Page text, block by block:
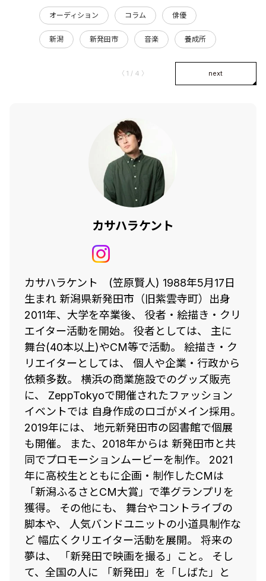
オーディション コラム 俳優
新潟 新発田市 音楽 養成所
〈 1 / 4 〉 next
カサハラケント
カサハラケント (笠原賢人) 1988年5月17日
生まれ 新潟県新発田市（旧紫雲寺町）出身
2011年、大学を卒業後、 役者・絵描き・クリ
エイター活動を開始。 役者としては、 主に
舞台(40本以上)やCM等で活動。 絵描き・ク
リエイターとしては、 個人や企業・行政から
依頼多数。 横浜の商業施設でのグッズ販売
に、 ZeppTokyoで開催されたファッション
イベントでは 自身作成のロゴがメイン採用。
2019年には、 地元新発田市の図書館で個展
も開催。 また、2018年からは 新発田市と共
同でプロモーションムービーを制作。 2021
年に高校生とともに企画・制作したCMは
「新潟ふるさとCM大賞」で準グランプリを
獲得。 その他にも、 舞台やコントライブの
脚本や、 人気バンドユニットの小道具制作な
ど 幅広くクリエイター活動を展開。 将来の
夢は、 「新発田で映画を撮る」こと。 そし
て、全国の人に 「新発田」を「しばた」と